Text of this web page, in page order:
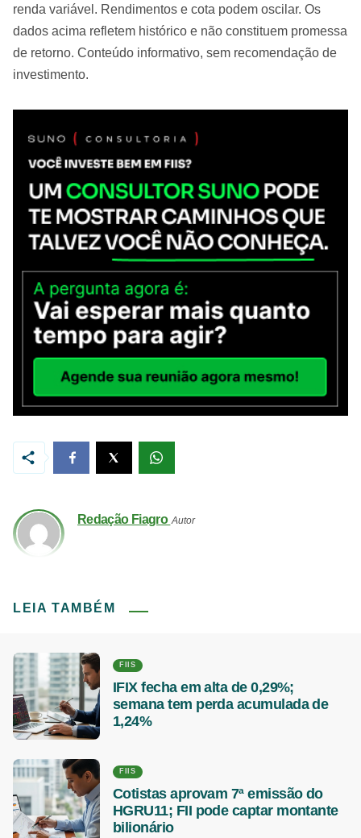
renda variável. Rendimentos e cota podem oscilar. Os
dados acima refletem histórico e não constituem promessa
de retorno. Conteúdo informativo, sem recomendação de
investimento.
Redação Fiagro Autor
LEIA TAMBÉM
FIIS
IFIX fecha em alta de 0,29%;
semana tem perda acumulada de
1,24%
FIIS
Cotistas aprovam 7ª emissão do
HGRU11; FII pode captar montante
bilionário